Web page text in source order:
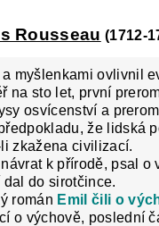
Rousseau (1712-
myšlenkami ovlivnil
na sto let, první
osvícenství a
že lidská
zkažena civilizací.
k přírodě, psal o
dal do sirotčince.
román Emil čili o
o výchově, poslední